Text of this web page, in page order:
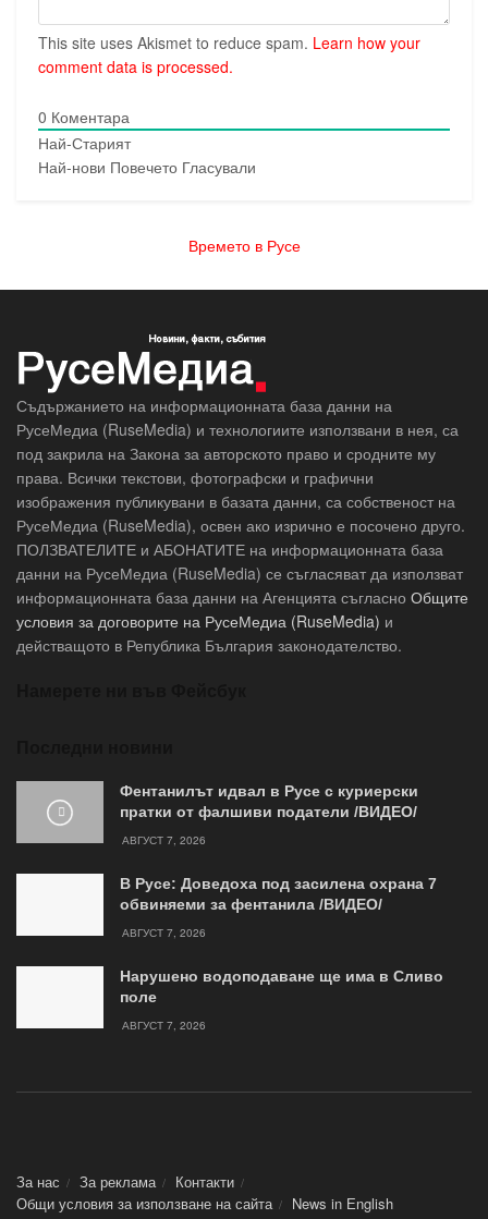
This site uses Akismet to reduce spam. Learn how your
comment data is processed.
0 Коментара
Най-Старият
Най-нови Повечето Гласували
Времето в Русе
Съдържанието на информационната база данни на
РусеМедиа (RuseMedia) и технологиите използвани в нея, са
под закрила на Закона за авторското право и сродните му
права. Всички текстови, фотографски и графични
изображения публикувани в базата данни, са собственост на
РусеМедиа (RuseMedia), освен ако изрично е посочено друго.
ПОЛЗВАТЕЛИТЕ и АБОНАТИТЕ на информационната база
данни на РусеМедиа (RuseMedia) се съгласяват да използват
информационната база данни на Агенцията съгласно Общите
условия за договорите на РусеМедиа (RuseMedia) и
действащото в Република България законодателство.
Фентанилът идвал в Русе с куриерски
пратки от фалшиви податели /ВИДЕО/
АВГУСТ 7, 2026
В Русе: Доведоха под засилена охрана 7
обвиняеми за фентанила /ВИДЕО/
АВГУСТ 7, 2026
Нарушено водоподаване ще има в Сливо
поле
АВГУСТ 7, 2026
За нас За реклама
Контакти
Общи условия за използване на сайта
News in Еnglish